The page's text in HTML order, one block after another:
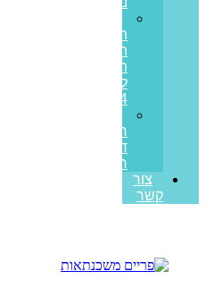
תשומות
הבנייה
תחזית
לשנת
2024
רכישה
דירה
ראשונה
צור
קשר